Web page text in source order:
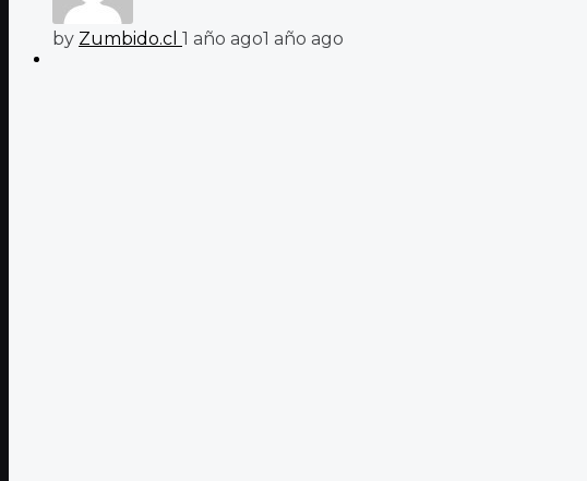
by Zumbido.cl 1 año ago1 año ago